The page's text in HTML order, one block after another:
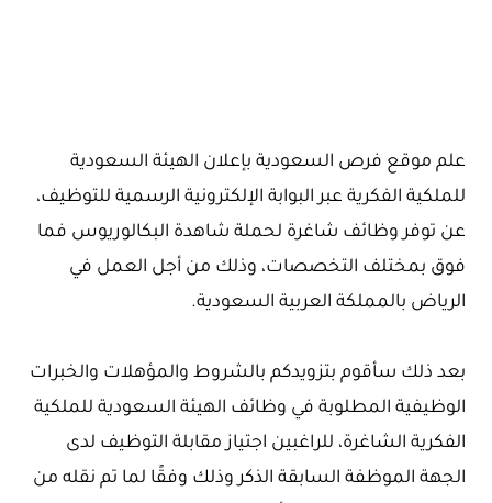
علم موقع فرص السعودية بإعلان الهيئة السعودية
للملكية الفكرية عبر البوابة الإلكترونية الرسمية للتوظيف،
عن توفر وظائف شاغرة لحملة شاهدة البكالوريوس فما
فوق بمختلف التخصصات، وذلك من أجل العمل في
الرياض بالمملكة العربية السعودية.
بعد ذلك سأقوم بتزويدكم بالشروط والمؤهلات والخبرات
الوظيفية المطلوبة في وظائف الهيئة السعودية للملكية
الفكرية الشاغرة، للراغبين اجتياز مقابلة التوظيف لدى
الجهة الموظفة السابقة الذكر وذلك وفقًا لما تم نقله من